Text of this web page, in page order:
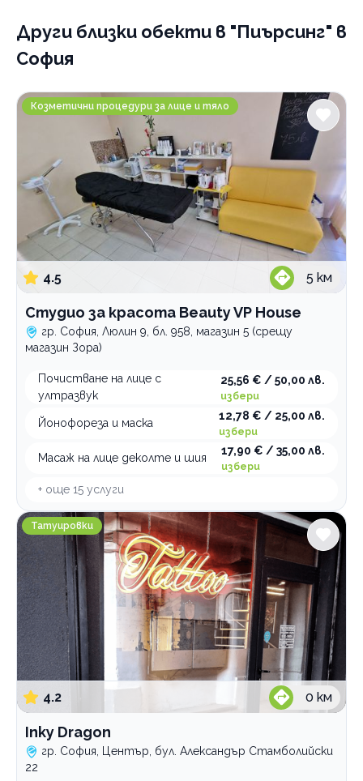
Други близки обекти в "Пиърсинг" в
София
Студио за красота Beauty VP House
Козметични процедури за лице и тяло
4.5 5 км
Студио за красота Beauty VP House
гр. София, Люлин 9, бл. 958, магазин 5 (срещу
магазин Зора)
Почистване на лице с
ултразвук
25,56 € / 50,00 лв.
избери
Йонофореза и маска
12,78 € / 25,00 лв.
избери
Масаж на лице деколте и шия
17,90 € / 35,00 лв.
избери
+ още 15 услуги
Inky Dragon
Татуировки
4.2 0 км
Inky Dragon
гр. София, Център, бул. Александър Стамболийски
22